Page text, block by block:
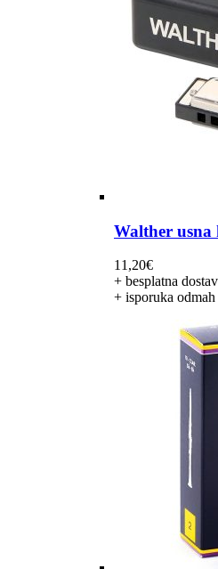
Walther
11,20€
+ besplatna
+ isporuka odmah